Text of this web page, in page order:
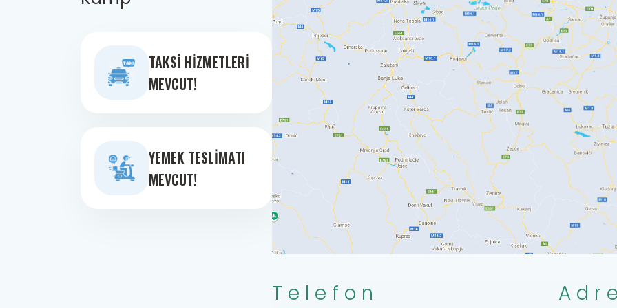
TAKSI HIZMETLERI
MEVCUT!
YEMEK TESLIMATI
MEVCUT!
Telefon